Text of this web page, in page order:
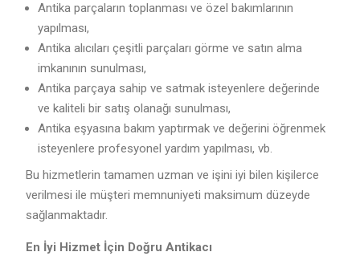
Antika parçaların toplanması ve özel bakımlarının
yapılması,
Antika alıcıları çeşitli parçaları görme ve satın alma
imkanının sunulması,
Antika parçaya sahip ve satmak isteyenlere değerinde
ve kaliteli bir satış olanağı sunulması,
Antika eşyasına bakım yaptırmak ve değerini öğrenmek
isteyenlere profesyonel yardım yapılması, vb.
Bu hizmetlerin tamamen uzman ve işini iyi bilen kişilerce
verilmesi ile müşteri memnuniyeti maksimum düzeyde
sağlanmaktadır.
En İyi Hizmet İçin Doğru Antikacı